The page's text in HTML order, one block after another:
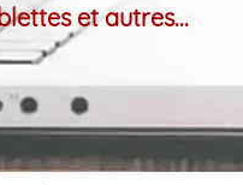
et autres...